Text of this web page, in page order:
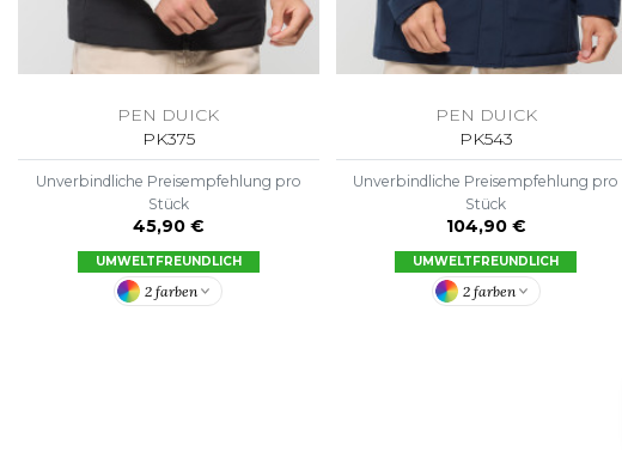
PEN DUICK
PK375
Unverbindliche Preisempfehlung pro
Stück
45,90 €
UMWELTFREUNDLICH
2 farben
PEN DUICK
PK543
Unverbindliche Preisempfehlung pro
Stück
104,90 €
UMWELTFREUNDLICH
2 farben